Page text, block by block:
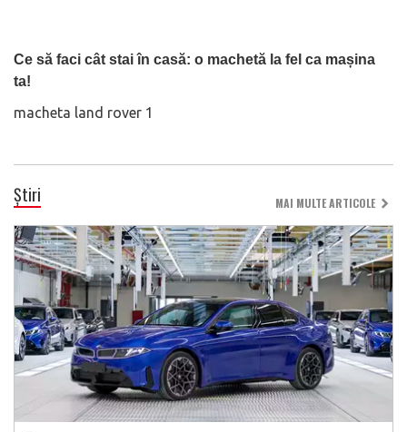
Ce să faci cât stai în casă: o machetă la fel ca mașina
ta!
macheta land rover 1
Știri MAI MULTE ARTICOLE